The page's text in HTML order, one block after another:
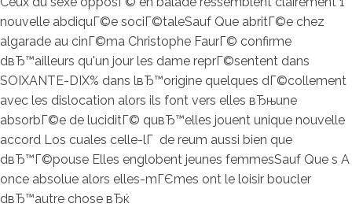
nouvelle abdiquГ©e sociГ©taleSauf Que abritГ©e chez
algarade au cinГ©ma Christophe FaurГ© confirme
dвЂ™ailleurs qu'un jour les dame reprГ©sentent dans
SOIXANTE-DIX% dans lвЂ™origine quelques dГ©collement
avec les dislocation alors ils font vers elles вЂњune
absorbГ©e de luciditГ© quвЂ™elles jouent unique nouvelle
accord Los cuales celle-lГ de reum aussi bien que
dвЂ™Г©pouse Elles englobent jeunes femmesSauf Que s A
once absolue alors elles-mГЄmes ont le loisir boucler
dвЂ™autre chose вЂќ